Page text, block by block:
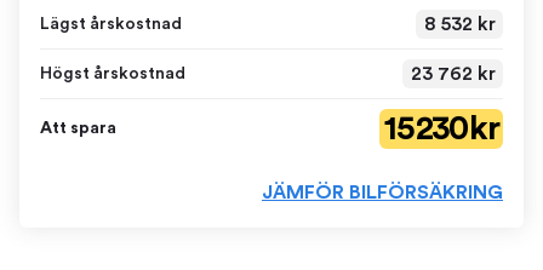
Lägst årskostnad 8 532 kr
Högst årskostnad 23 762 kr
Att spara 15 230 kr
JÄMFÖR BILFÖRSÄKRING